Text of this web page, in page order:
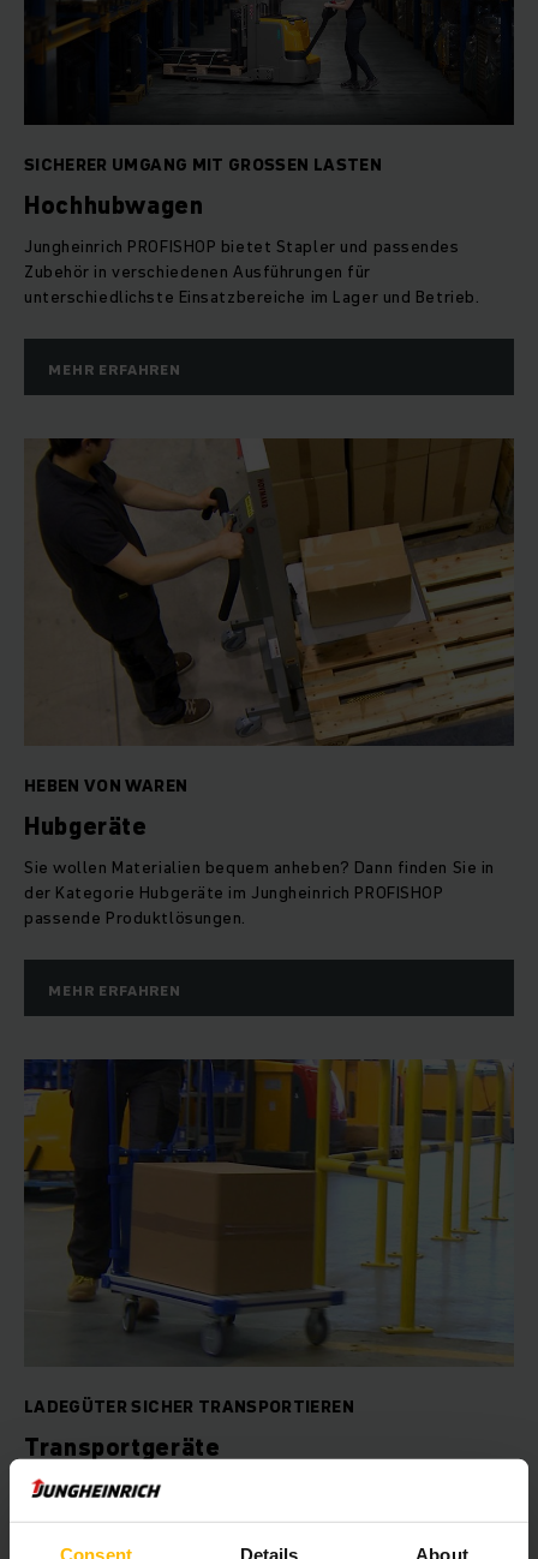
Consent Details About
SICHERER UMGANG MIT GROSSEN LASTEN
Hochhubwagen
Jungheinrich PROFISHOP bietet Stapler und passendes
Zubehör in verschiedenen Ausführungen für
unterschiedlichste Einsatzbereiche im Lager und Betrieb.
MEHR ERFAHREN
HEBEN VON WAREN
Hubgeräte
Sie wollen Materialien bequem anheben? Dann finden Sie in
der Kategorie Hubgeräte im Jungheinrich PROFISHOP
passende Produktlösungen.
MEHR ERFAHREN
LADEGÜTER SICHER TRANSPORTIEREN
Transportgeräte
Bei Jungheinrich PROFISHOP finden Sie Transportgeräte in